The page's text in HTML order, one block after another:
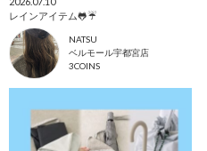
レインアイテム🐸☔️
NATSU
ベルモール宇都宮店
3COINS